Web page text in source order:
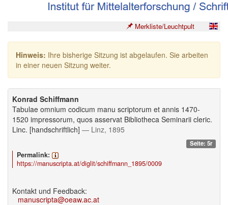
Merkliste/Leuchtpult
Hinweis: Ihre bisherige Sitzung ist abgelaufen. Sie arbeiten
in einer neuen Sitzung weiter.
Konrad Schiffmann
Tabulae omnium codicum manu scriptorum et annis 1470-
1520 impressorum, quos asservat Bibliotheca Seminarii cleric.
Linc. [handschriftlich] — Linz, 1895
Seite: 5r
Permalink:
https://manuscripta.at/diglit/schiffmann_1895/0009
Kontakt und Feedback:
manuscripta@oeaw.ac.at